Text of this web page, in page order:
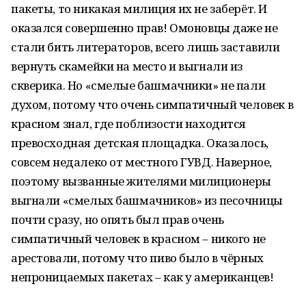
пакеты, то никакая милиция их не заберёт. И
оказался совершенно прав! Омоновцы даже не
стали бить литераторов, всего лишь заставили
вернуть скамейки на место и выгнали из
скверика. Но «смелые башмачники» не пали
духом, потому что очень симпатичный человек в
красном знал, где поблизости находится
превосходная детская площадка. Оказалось,
совсем недалеко от местного ГУВД. Наверное,
поэтому вызванные жителями милиционеры
выгнали «смелых башмачников» из песочницы
почти сразу, но опять был прав очень
симпатичный человек в красном – никого не
арестовали, потому что пиво было в чёрных
непроницаемых пакетах – как у американцев!